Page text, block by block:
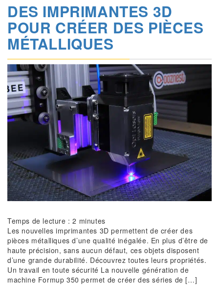
DES IMPRIMANTES 3D
POUR CRÉER DES PIÈCES
MÉTALLIQUES
Temps de lecture :2 minutes
Les nouvelles imprimantes 3D permettent de créer des
pièces métalliques d’une qualité inégalée. En plus d’être de
haute précision, sans aucun défaut, ces objets disposent
d’une grande durabilité. Découvrez toutes leurs propriétés.
Un travail en toute sécurité La nouvelle génération de
machine Formup 350 permet de créer des séries de […]